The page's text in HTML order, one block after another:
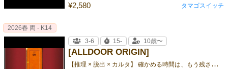
¥2,580 タマゴスイッチ
[ALLDOOR ORIGIN]
【
推理 × 脱出 × カルタ】 確かめる時間は、もう残されていない ー
2026春 両 - K14
3-6
15- 10歳〜